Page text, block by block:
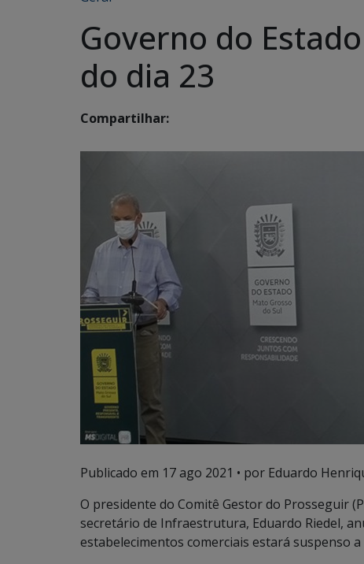
Governo do
do dia 23
Compartilhar:
Publicado em 17 ago 2021 • por Eduardo
O presidente do Comitê Gestor do Prosseguir
secretário de Infraestrutura, Eduardo Riedel,
estabelecimentos comerciais estará suspenso